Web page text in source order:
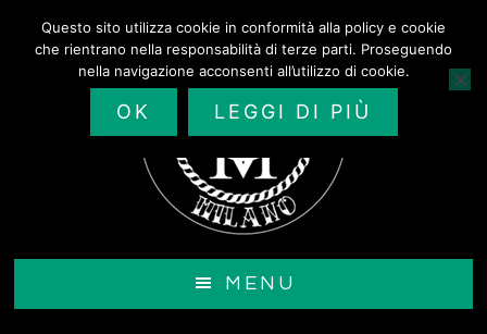
contenuto
MENU
Questo sito utilizza cookie in conformità alla policy e cookie
che rientrano nella responsabilità di terze parti. Proseguendo
nella navigazione acconsenti all’utilizzo di cookie.
OK LEGGI DI PIÙ